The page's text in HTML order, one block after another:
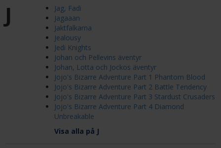
J
Jag, Fadi
Jagaaan
Jaktfalkarna
Jealousy
Jedi Knights
Johan och Pellevins äventyr
Johan, Lotta och Jockos äventyr
Jojo's Bizarre Adventure Part 1 Phantom Blood
Jojo's Bizarre Adventure Part 2 Battle Tendency
Jojo's Bizarre Adventure Part 3 Stardust Crusaders
Jojo's Bizarre Adventure Part 4 Diamond
Unbreakable
Visa alla på J